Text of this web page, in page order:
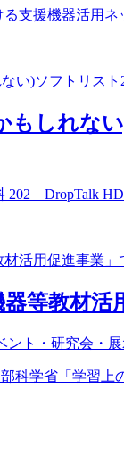
支援機器活用
もしれな
202 DropTalk
等教材
ント・研究会・
科学省「学習